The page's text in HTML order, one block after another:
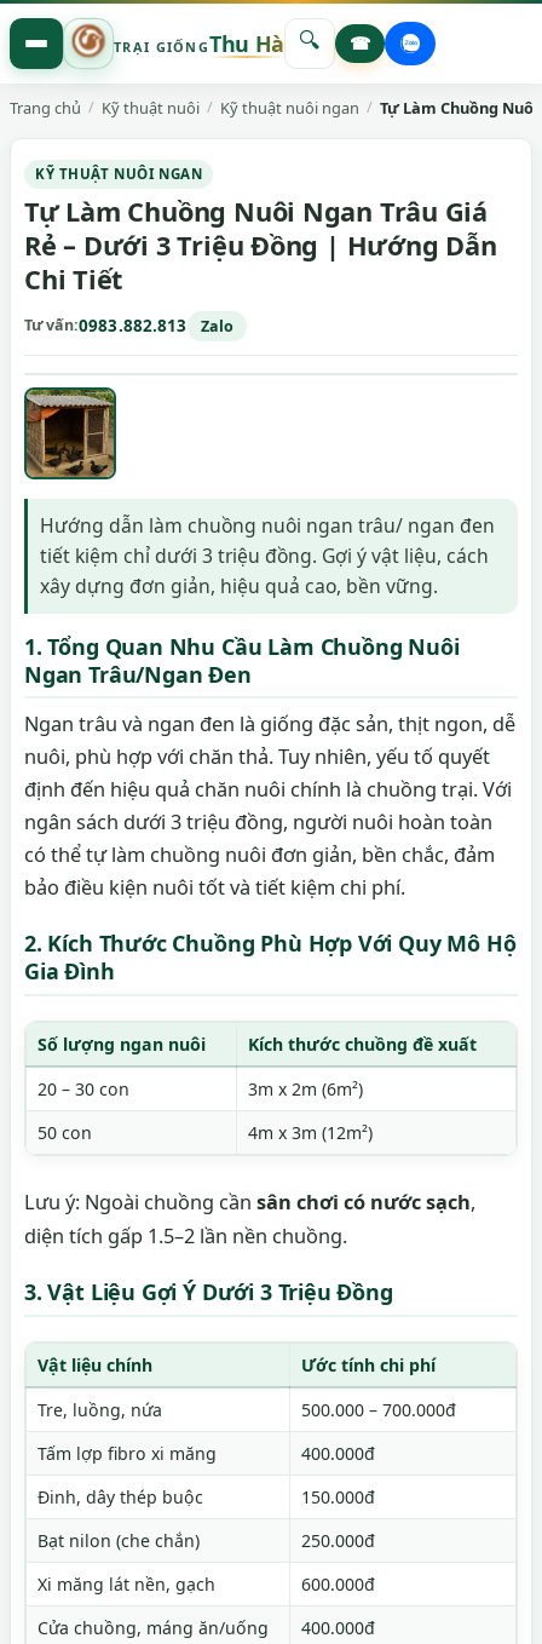
TRẠI GIỐNGThu Hà 🔍 ☎
Trang chủ Kỹ thuật nuôi Kỹ thuật nuôi ngan Tự Làm Chuồng
KỸ THUẬT NUÔI NGAN
Tự Làm Chuồng Nuôi Ngan Trâu Giá
Rẻ – Dưới 3 Triệu Đồng | Hướng Dẫn
Chi Tiết
Tư vấn 0983.882.813 Zalo
Hướng dẫn làm chuồng nuôi ngan trâu/ ngan đen
tiết kiệm chỉ dưới 3 triệu đồng. Gợi ý vật liệu, cách
xây dựng đơn giản, hiệu quả cao, bền vững.
1. Tổng Quan Nhu Cầu Làm Chuồng Nuôi
Ngan Trâu/Ngan Đen
Ngan trâu và ngan đen là giống đặc sản, thịt ngon, dễ
nuôi, phù hợp với chăn thả. Tuy nhiên, yếu tố quyết
định đến hiệu quả chăn nuôi chính là chuồng trại. Với
ngân sách dưới 3 triệu đồng, người nuôi hoàn toàn
có thể tự làm chuồng nuôi đơn giản, bền chắc, đảm
bảo điều kiện nuôi tốt và tiết kiệm chi phí.
2. Kích Thước Chuồng Phù Hợp Với Quy Mô Hộ
Gia Đình
Số lượng ngan nuôi
Kích thước chuồng đề xuất
20 – 30 con
3m x 2m (6m²)
50 con
4m x 3m (12m²)
Lưu ý: Ngoài chuồng cần sân chơi có nước sạch,
diện tích gấp 1.5–2 lần nền chuồng.
3. Vật Liệu Gợi Ý Dưới 3 Triệu Đồng
Vật liệu chính
Ước tính chi phí
Tre, luồng, nứa
500.000 – 700.000đ
Tấm lợp fibro xi măng
400.000đ
Đinh, dây thép buộc
150.000đ
Bạt nilon (che chắn)
250.000đ
Xi măng lát nền, gạch
600.000đ
Cửa chuồng, máng ăn/uống
400.000đ